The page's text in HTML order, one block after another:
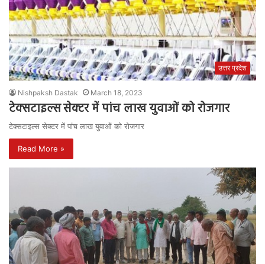
उत्तर प्रदेश
Nishpaksh Dastak March 18, 2023
टेक्सटाइल्स सेक्टर में पांच लाख युवाओं को रोजगार
टेक्सटाइल्स सेक्टर में पांच लाख युवाओं को रोजगार
Read More »